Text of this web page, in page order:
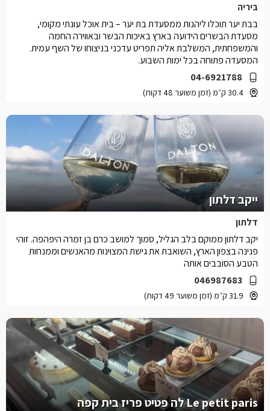
ביריה
04-6921788
30.4 ק״מ (זמן משוער 48 דקות)
בבת יער תוכלו ליהנות ממסעדת בת יער – בית אוכל עונתי מקומי,
מסעדת הבשרים הידועה בארץ באיכות הבשר ובאווירה החמה
והמשפחתית, המשלבת אליה תפריט עדכני בניצוחו של השף עמית.
המסעדה פתוחה בכל ימות השבוע.
ייקב דלתון
דלתון
046987683
31.9 ק״מ (זמן משוער 49 דקות)
יקב דלתון ממוקם בלב הגליל, סמוך למושב כרם בן זמרה היפהפה. זוהי
פנינה בצפון הארץ, השואבת את גישת המצוינות מהאנשים וממנחות
הטבע הסובבים אותה
Le petit paris לה פטיט פריז בית קפה